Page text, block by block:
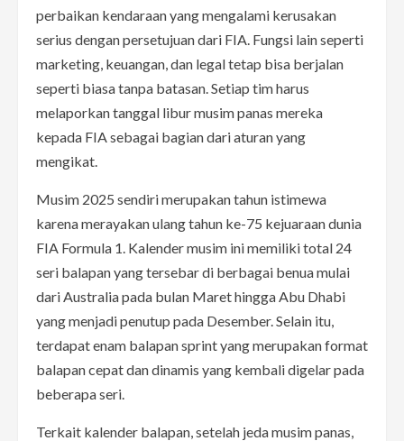
perbaikan kendaraan yang mengalami kerusakan
serius dengan persetujuan dari FIA. Fungsi lain seperti
marketing, keuangan, dan legal tetap bisa berjalan
seperti biasa tanpa batasan. Setiap tim harus
melaporkan tanggal libur musim panas mereka
kepada FIA sebagai bagian dari aturan yang
mengikat.
Musim 2025 sendiri merupakan tahun istimewa
karena merayakan ulang tahun ke-75 kejuaraan dunia
FIA Formula 1. Kalender musim ini memiliki total 24
seri balapan yang tersebar di berbagai benua mulai
dari Australia pada bulan Maret hingga Abu Dhabi
yang menjadi penutup pada Desember. Selain itu,
terdapat enam balapan sprint yang merupakan format
balapan cepat dan dinamis yang kembali digelar pada
beberapa seri.
Terkait kalender balapan, setelah jeda musim panas,